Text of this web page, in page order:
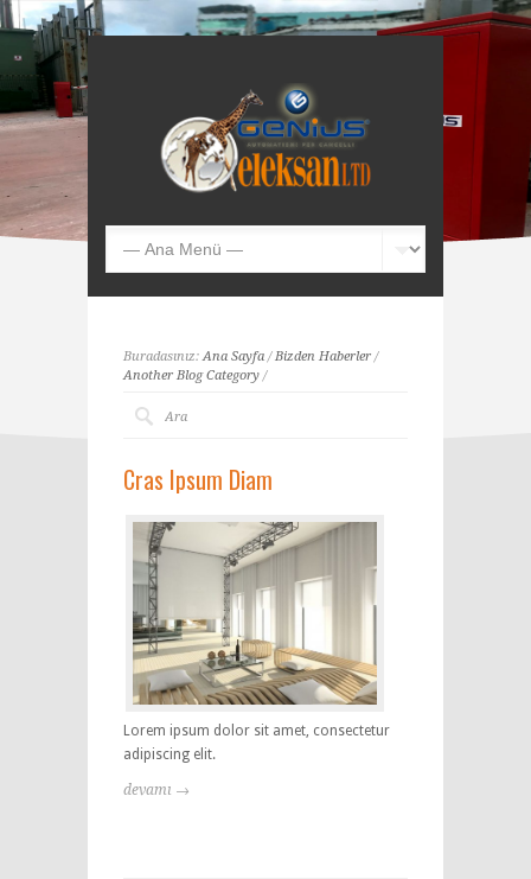
Buradasınız:Ana Sayfa /Bizden Haberler /
Another Blog Category /
Cras Ipsum Diam
Lorem ipsum dolor sit amet, consectetur
adipiscing elit.
devamı →